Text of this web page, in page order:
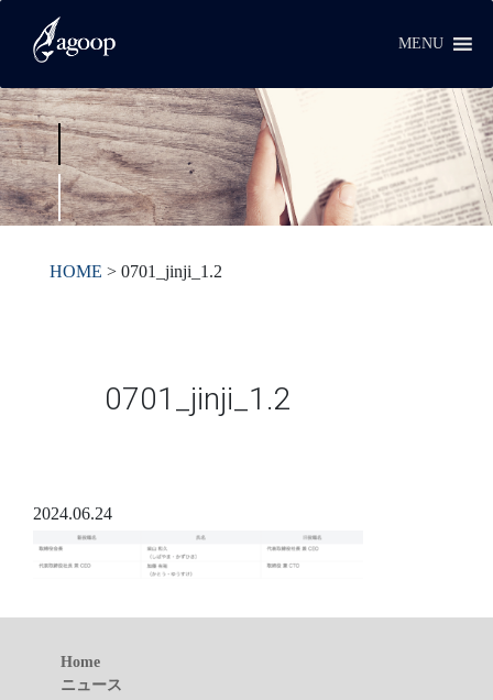
MENU
HOME > 0701_jinji_1.2
0701_jinji_1.2
2024.06.24
Home
ニュース